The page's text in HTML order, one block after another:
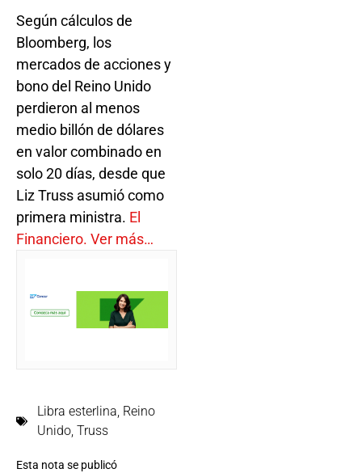
Según cálculos de
Bloomberg, los
mercados de acciones y
bono del Reino Unido
perdieron al menos
medio billón de dólares
en valor combinado en
solo 20 días, desde que
Liz Truss asumió como
primera ministra. El
Financiero. Ver más…
Libra esterlina, Reino
Unido, Truss
Esta nota se publicó